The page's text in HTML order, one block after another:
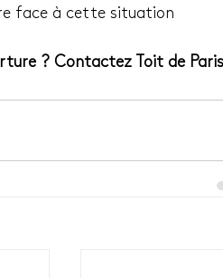
face à cette situation
? Contactez Toit de Paris